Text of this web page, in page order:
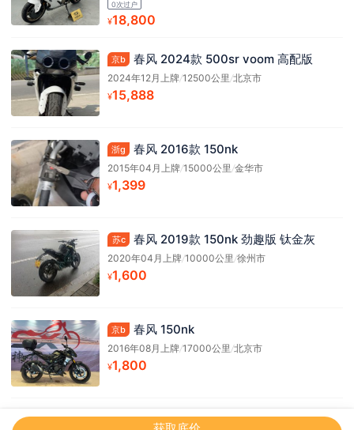
0次过户
¥18,800
京b 春风 2024款 500sr voom 高配版
2024年12月上牌/12500公里 /北京市
¥15,888
浙g 春风 2016款 150nk
2015年04月上牌/15000公里 /金华市
¥1,399
苏c 春风 2019款 150nk 劲趣版 钛金灰
2020年04月上牌/10000公里 /徐州市
¥1,600
京b 春风 150nk
2016年08月上牌/17000公里 /北京市
¥1,800